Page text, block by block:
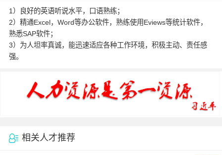
1）良好的英语听说水平，口语熟练；
2）精通Excel，Word等办公软件，熟练使用Eviews等统计软件，
熟悉SAP软件；
3）为人坦率真诚，能迅速适应各种工作环境，积极主动、责任感
强。
相关人才推荐